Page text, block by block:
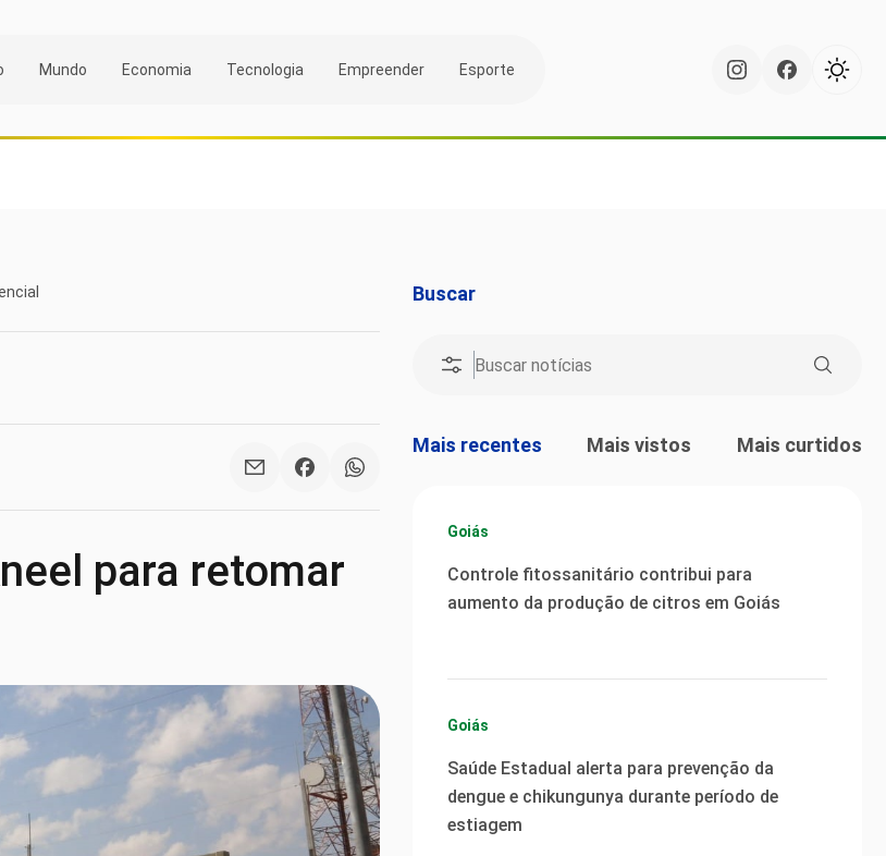
Mundo Economia Tecnologia Empreender Esporte
para retomar
Buscar
Mais recentes Mais vistos Mais curtidos
Goiás
Controle fitossanitário contribui para
aumento da produção de citros em Goiás
Goiás
Saúde Estadual alerta para prevenção da
dengue e chikungunya durante período de
estiagem